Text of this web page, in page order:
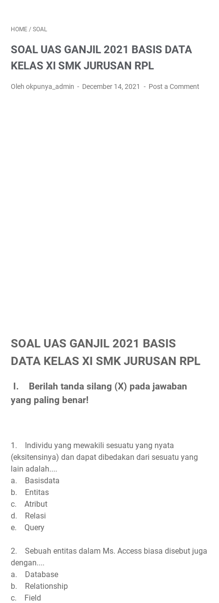
HOME / SOAL
SOAL UAS GANJIL 2021 BASIS DATA
KELAS XI SMK JURUSAN RPL
Oleh okpunya_admin December 14, 2021 Post a Comment
SOAL UAS GANJIL 2021 BASIS
DATA KELAS XI SMK JURUSAN RPL
I. Berilah tanda silang (X) pada jawaban
yang paling benar!
1. Individu yang mewakili sesuatu yang nyata
(eksitensinya) dan dapat dibedakan dari sesuatu yang
lain adalah....
a. Basisdata
b. Entitas
c. Atribut
d. Relasi
e. Query
2. Sebuah entitas dalam Ms. Access biasa disebut juga
dengan....
a. Database
b. Relationship
c. Field